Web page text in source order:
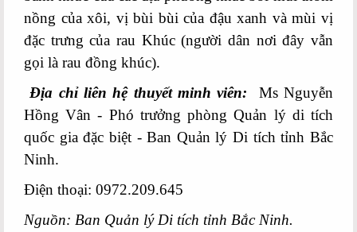
nồng của xôi, vị bùi bùi của đậu xanh và mùi vị
đặc trưng của rau Khúc (người dân nơi đây vẫn
gọi là rau đồng khúc).
Địa chỉ liên hệ thuyết minh viên: Ms Nguyễn
Hồng Vân - Phó trưởng phòng Quản lý di tích
quốc gia đặc biệt - Ban Quản lý Di tích tỉnh Bắc
Ninh.
Điện thoại: 0972.209.645
Nguồn: Ban Quản lý Di tích tỉnh Bắc Ninh.